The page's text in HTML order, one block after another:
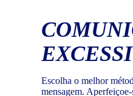
Escolha o melhor
mensagem.